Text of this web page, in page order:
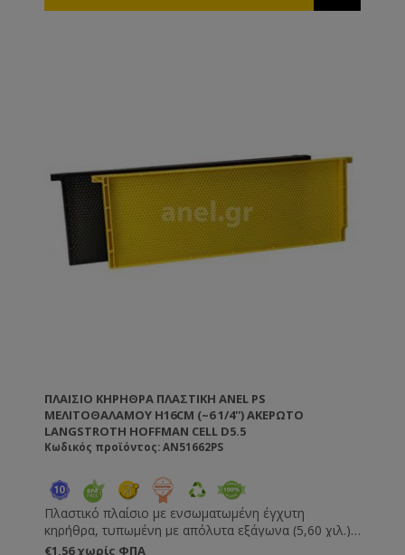
ΠΛΑΊΣΙΟ ΚΗΡΉΘΡΑ ΠΛΑΣΤΙΚΉ ANEL PS
ΜΕΛΙΤΟΘΑΛΆΜΟΥ H16CM (~6 1/4'') ΑΚΈΡΩΤΟ
LANGSTROTH HOFFMAN CELL D5.5
Κωδικός προϊόντος: AN51662PS
Πλαστικό πλαίσιο με ενσωματωμένη έγχυτη
κηρήθρα, τυπωμένη με απόλυτα εξάγωνα (5,60 χιλ.).
Δεν χρειάζονται πέρασμα πιρτσινιών, σύρματος και
€1,56 χωρίς ΦΠΑ